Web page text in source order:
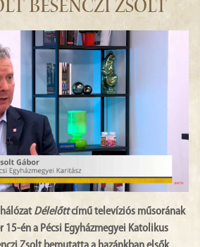
BESENCZI ZSOLT
Délelőttcímű televíziós műsorának
15-én a Pécsi Egyházmegyei Katolikus